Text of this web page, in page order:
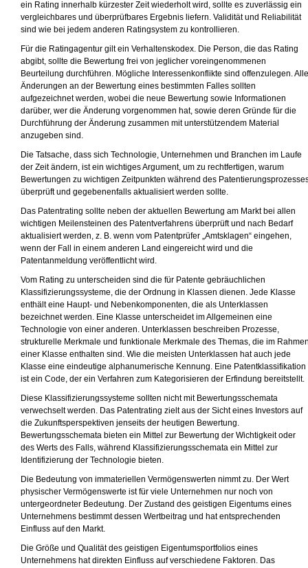
ein Rating innerhalb kürzester Zeit wiederholt wird, sollte es zuverlässig ein
vergleichbares und überprüfbares Ergebnis liefern. Validität und Reliabilität
sind wie bei jedem anderen Ratingsystem zu kontrollieren.
Für die Ratingagentur gilt ein Verhaltenskodex. Die Person, die das Rating
abgibt, sollte die Bewertung frei von jeglicher voreingenommenen
Beurteilung durchführen. Mögliche Interessenkonflikte sind offenzulegen. Alle
Änderungen an der Bewertung eines bestimmten Falles sollten
aufgezeichnet werden, wobei die neue Bewertung sowie Informationen
darüber, wer die Änderung vorgenommen hat, sowie deren Gründe für die
Durchführung der Änderung zusammen mit unterstützendem Material
anzugeben sind.
Die Tatsache, dass sich Technologie, Unternehmen und Branchen im Laufe
der Zeit ändern, ist ein wichtiges Argument, um zu rechtfertigen, warum
Bewertungen zu wichtigen Zeitpunkten während des
überprüft und gegebenenfalls aktualisiert werden sollte.
Das Patentrating sollte neben der aktuellen Bewertung am Markt bei allen
wichtigen Meilensteinen des Patentverfahrens überprüft und nach Bedarf
aktualisiert werden, z. B. wenn vom Patentprüfer „Amtsklagen“ eingehen,
wenn der Fall in einem anderen Land eingereicht wird und die
Patentanmeldung veröffentlicht wird.
Vom Rating zu unterscheiden sind die für Patente gebräuchlichen
Klassifizierungssysteme, die der Ordnung in Klassen dienen. Jede Klasse
enthält eine Haupt- und Nebenkomponenten, die als Unterklassen
bezeichnet werden. Eine Klasse unterscheidet im Allgemeinen eine
Technologie von einer anderen. Unterklassen beschreiben Prozesse,
strukturelle Merkmale und funktionale Merkmale des Themas, die im
einer Klasse enthalten sind. Wie die meisten Unterklassen hat auch jede
Klasse eine eindeutige alphanumerische Kennung. Eine Patentklassifikation
ist ein Code, der ein Verfahren zum Kategorisieren der Erfindung bereitstellt.
Diese Klassifizierungssysteme sollten nicht mit Bewertungsschemata
verwechselt werden. Das Patentrating zielt aus der Sicht eines Investors auf
die Zukunftsperspektiven jenseits der heutigen Bewertung.
Bewertungsschemata bieten ein Mittel zur Bewertung der Wichtigkeit oder
des Werts des Falls, während Klassifizierungsschemata ein Mittel zur
Identifizierung der Technologie bieten.
Die Bedeutung von immateriellen Vermögenswerten nimmt zu. Der Wert
physischer Vermögenswerte ist für viele Unternehmen nur noch von
untergeordneter Bedeutung. Der Zustand des geistigen Eigentums eines
Unternehmens bestimmt dessen Wertbeitrag und hat entsprechenden
Einfluss auf den Markt.
Die Größe und Qualität des geistigen Eigentumsportfolios eines
Unternehmens hat direkten Einfluss auf verschiedene Faktoren. Das